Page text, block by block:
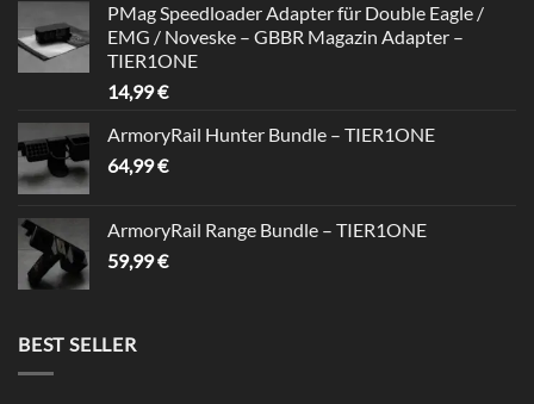
was:
39,99 €.
is:
34,99 €.
PMag Speedloader Adapter für Double Eagle /
EMG / Noveske – GBBR Magazin Adapter –
TIER1ONE
14,99€
ArmoryRail Hunter Bundle – TIER1ONE
64,99€
ArmoryRail Range Bundle – TIER1ONE
59,99€
BEST SELLER